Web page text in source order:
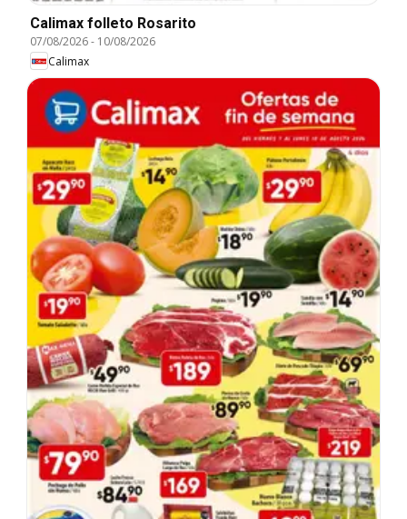
Calimax folleto Rosarito
07/08/2026- 10/08/2026
Calimax